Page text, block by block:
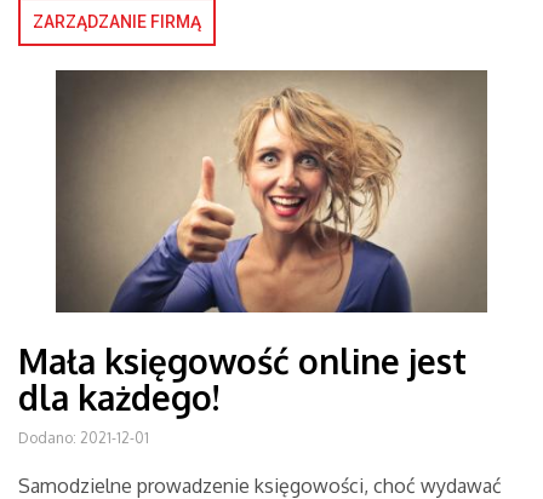
ZARZĄDZANIE FIRMĄ
Mała księgowość online jest
dla każdego!
Dodano: 2021-12-01
Samodzielne prowadzenie księgowości, choć wydawać